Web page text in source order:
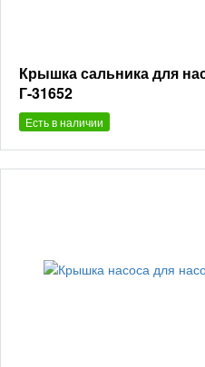
Крышка сальника для
Г-31652
Есть в наличии